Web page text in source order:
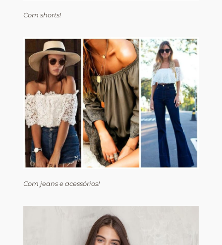
Com shorts!
Com jeans e acessórios!